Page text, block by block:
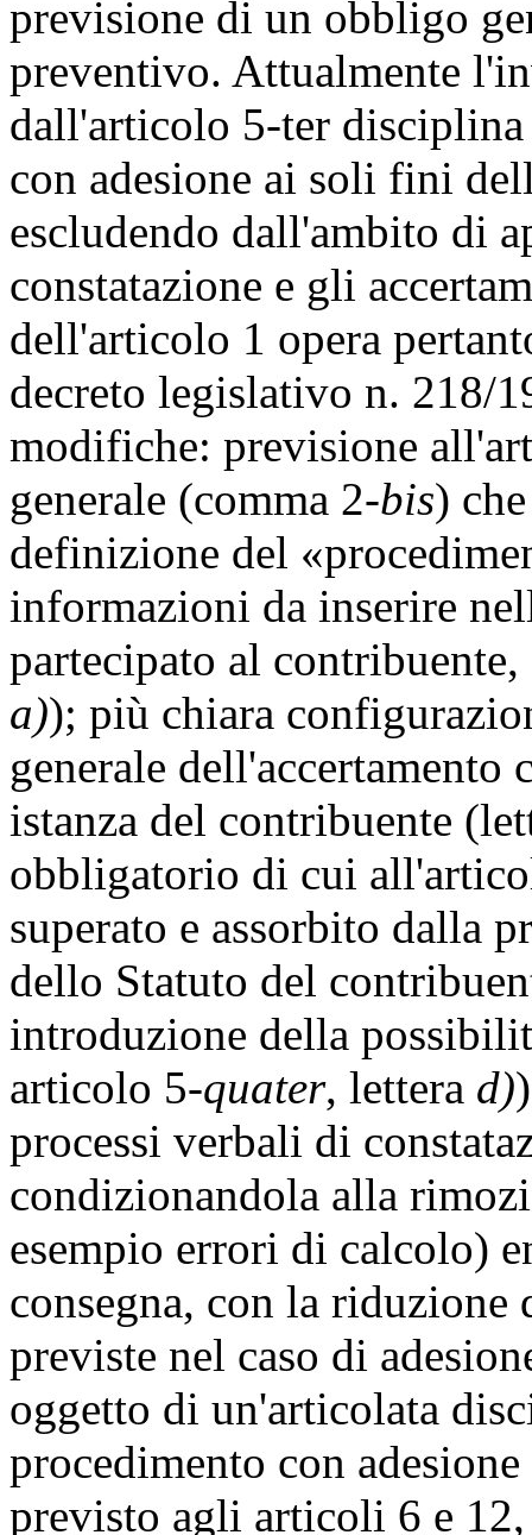
previsione di un obbligo
preventivo. Attualmente
dall'articolo 5-ter disciplina
con adesione ai soli fini
escludendo dall'ambito di
constatazione e gli
dell'articolo 1 opera
decreto legislativo n. 218/
modifiche: previsione
generale (comma 2-bis)
definizione del
informazioni da inserire
partecipato al
a)); più chiara
generale
istanza del contribuente
obbligatorio di cui
superato e assorbito dalla
dello Statuto del
introduzione della
articolo 5-quater, lettera d)
processi verbali di
condizionandola alla
esempio errori di calcolo)
consegna, con la
previste nel caso di
oggetto di un'articolata
procedimento con
previsto agli articoli 6 e